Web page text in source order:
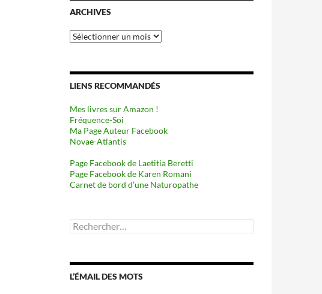
ARCHIVES
Archives
LIENS RECOMMANDÉS
Mes livres sur Amazon !
Fréquence-Soi
Ma Page Auteur Facebook
Novae-Atlantis
Page Facebook de Laetitia Beretti
Page Facebook de Karen Romani
Carnet de bord d’une Naturopathe
Rechercher :
L’ÉMAIL DES MOTS